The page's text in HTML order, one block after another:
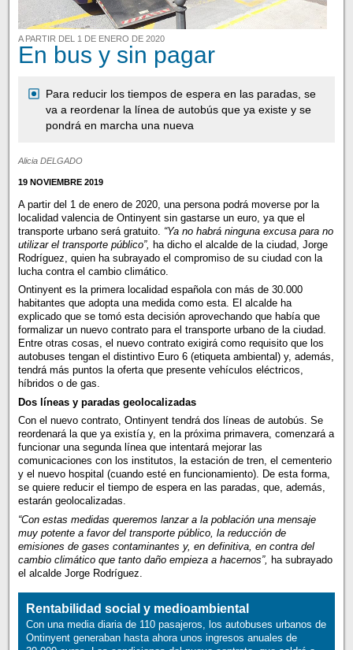
A PARTIR DEL 1 DE ENERO DE 2020
En bus y sin pagar
Para reducir los tiempos de espera en las paradas, se
va a reordenar la línea de autobús que ya existe y se
pondrá en marcha una nueva
Alicia DELGADO
19 NOVIEMBRE 2019
A partir del 1 de enero de 2020, una persona podrá moverse por la
localidad valencia de Ontinyent sin gastarse un euro, ya que el
transporte urbano será gratuito. “Ya no habrá ninguna excusa para no
utilizar el transporte público”, ha dicho el alcalde de la ciudad, Jorge
Rodríguez, quien ha subrayado el compromiso de su ciudad con la
lucha contra el cambio climático.
Ontinyent es la primera localidad española con más de 30.000
habitantes que adopta una medida como esta. El alcalde ha
explicado que se tomó esta decisión aprovechando que había que
formalizar un nuevo contrato para el transporte urbano de la ciudad.
Entre otras cosas, el nuevo contrato exigirá como requisito que los
autobuses tengan el distintivo Euro 6 (etiqueta ambiental) y, además,
tendrá más puntos la oferta que presente vehículos eléctricos,
híbridos o de gas.
Dos líneas y paradas geolocalizadas
Con el nuevo contrato, Ontinyent tendrá dos líneas de autobús. Se
reordenará la que ya existía y, en la próxima primavera, comenzará a
funcionar una segunda línea que intentará mejorar las
comunicaciones con los institutos, la estación de tren, el cementerio
y el nuevo hospital (cuando esté en funcionamiento). De esta forma,
se quiere reducir el tiempo de espera en las paradas, que, además,
estarán geolocalizadas.
“Con estas medidas queremos lanzar a la población una mensaje
muy potente a favor del transporte público, la reducción de
emisiones de gases contaminantes y, en definitiva, en contra del
cambio climático que tanto daño empieza a hacernos”, ha subrayado
el alcalde Jorge Rodríguez.
Rentabilidad social y medioambiental
Con una media diaria de 110 pasajeros, los autobuses urbanos de
Ontinyent generaban hasta ahora unos ingresos anuales de